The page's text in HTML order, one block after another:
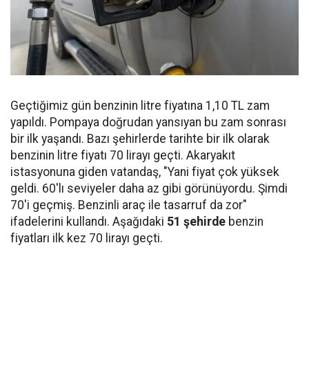
Geçtiğimiz gün benzinin litre fiyatına 1,10 TL zam
yapıldı. Pompaya doğrudan yansıyan bu zam sonrası
bir ilk yaşandı. Bazı şehirlerde tarihte bir ilk olarak
benzinin litre fiyatı 70 lirayı geçti. Akaryakıt
istasyonuna giden vatandaş, "Yani fiyat çok yüksek
geldi. 60'lı seviyeler daha az gibi görünüyordu. Şimdi
70'i geçmiş. Benzinli araç ile tasarruf da zor"
ifadelerini kullandı. Aşağıdaki 51 şehirde benzin
fiyatları ilk kez 70 lirayı geçti.